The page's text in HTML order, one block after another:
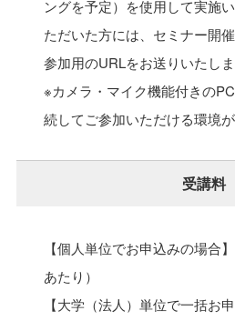
ングを予定）を使用して実施
ただいた方には、セミナー開
参加用のURLをお送りいたしま
※カメラ・マイク機能付きの
続してご参加いただける環境が
受講料
【個人単位でお申込みの場合
あたり）
【大学（法人）単位で一括お